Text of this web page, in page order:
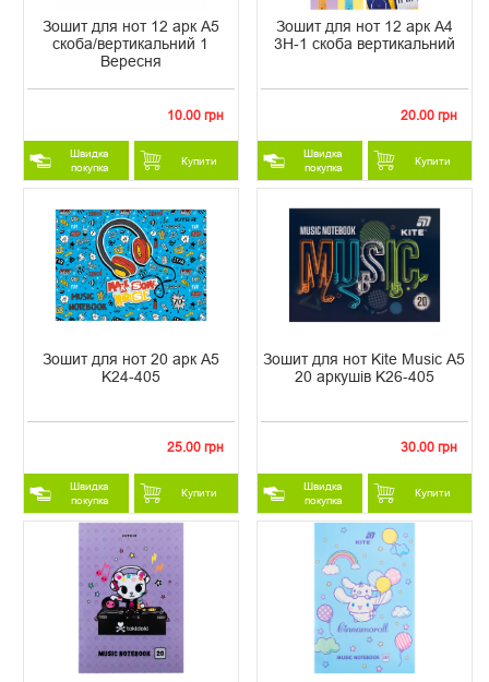
Зошит для нот 12 арк А5
скоба/вертикальний 1
Вересня
10.00 грн
Швидка
покупка
Купити
Зошит для нот 12 арк А4
3Н-1 скоба вертикальний
20.00 грн
Швидка
покупка
Купити
Зошит для нот 20 арк А5
K24-405
25.00 грн
Швидка
покупка
Купити
Зошит для нот Kite Music А5
20 аркушів K26-405
30.00 грн
Швидка
покупка
Купити